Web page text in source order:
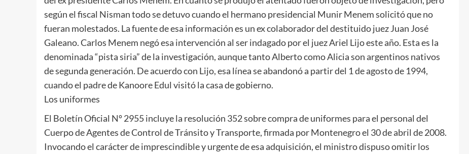
según el fiscal Nisman todo se detuvo cuando el hermano presidencial Munir Menem solicitó que no
fueran molestados. La fuente de esa información es un ex colaborador del destituido juez Juan José
Galeano. Carlos Menem negó esa intervención al ser indagado por el juez Ariel Lijo este año. Esta es la
denominada “pista siria” de la investigación, aunque tanto Alberto como Alicia son argentinos nativos
de segunda generación. De acuerdo con Lijo, esa línea se abandonó a partir del 1 de agosto de 1994,
cuando el padre de Kanoore Edul visitó la casa de gobierno.
Los uniformes
El Boletín Oficial Nº 2955 incluye la resolución 352 sobre compra de uniformes para el personal del
Cuerpo de Agentes de Control de Tránsito y Transporte, firmada por Montenegro el 30 de abril de 2008.
Invocando el carácter de imprescindible y urgente de esa adquisición, el ministro dispuso omitir los